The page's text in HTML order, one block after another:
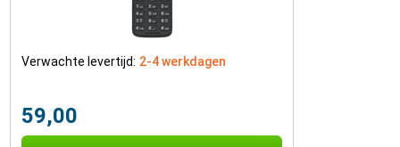
Verwachte levertijd: 2-4 werkdagen
59,00